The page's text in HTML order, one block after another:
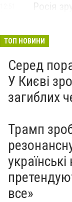
Росія
повторно
ТОП НОВИНИ
Серед
У Києві
загиблих
Трамп
все»